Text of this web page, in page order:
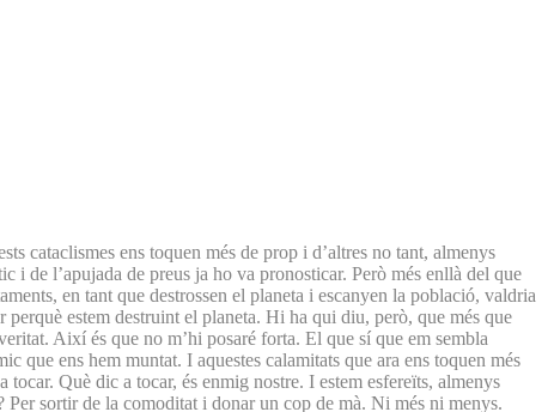
cataclismes ens toquen més de prop i d’altres no tant, almenys
i de l’apujada de preus ja ho va pronosticar. Però més enllà del que
en tant que destrossen el planeta i escanyen la població, valdria
estem destruint el planeta. Hi ha qui diu, però, que més que
Així és que no m’hi posaré forta. El que sí que em sembla
que ens hem muntat. I aquestes calamitats que ara ens toquen més
Què dic a tocar, és enmig nostre. I estem esfereïts, almenys
Per sortir de la comoditat i donar un cop de mà. Ni més ni menys.